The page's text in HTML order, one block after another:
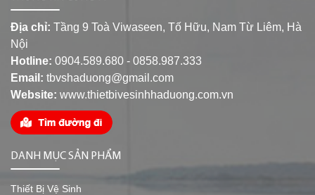
Địa chỉ: Tầng 9 Toà Viwaseen, Tố Hữu, Nam Từ Liêm, Hà
Nội
Hotline: 0904.589.680 - 0858.987.333
Email: tbvshaduong@gmail.com
Website: www.thietbivesinhhaduong.com.vn
DANH MỤC SẢN PHẨM
Thiết Bị Vệ Sinh